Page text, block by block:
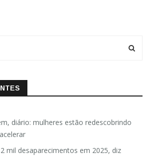
diário: mulheres estão redescobrindo
mil desaparecimentos em 2025, diz